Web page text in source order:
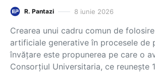
R. Pantazi 8 iunie 2026
Crearea unui cadru comun de
artificiale generative în procesele de
învățare este propunerea pe care o
Consorțiul Universitaria, ce reunește